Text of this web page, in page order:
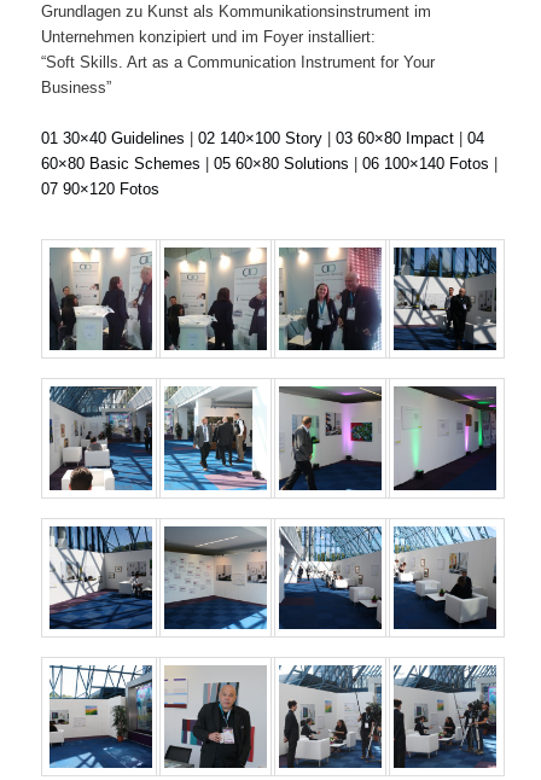
Grundlagen zu Kunst als Kommunikationsinstrument im
Unternehmen konzipiert und im Foyer installiert:
“Soft Skills. Art as a Communication Instrument for Your
Business”
01 30×40 Guidelines |02 140×100 Story |03 60×80 Impact |04
60×80 Basic Schemes |05 60×80 Solutions |06 100×140 Fotos
07 90×120 Fotos